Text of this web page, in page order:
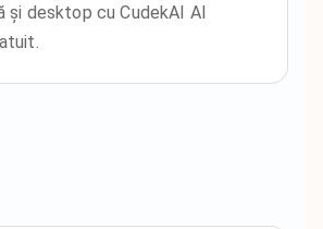
și desktop cu CudekAI AI